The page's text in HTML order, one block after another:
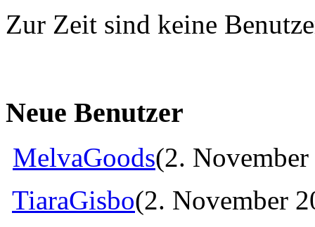
Zur Zeit sind keine
Neue Benutzer
MelvaGoods(2.
TiaraGisbo(2. November